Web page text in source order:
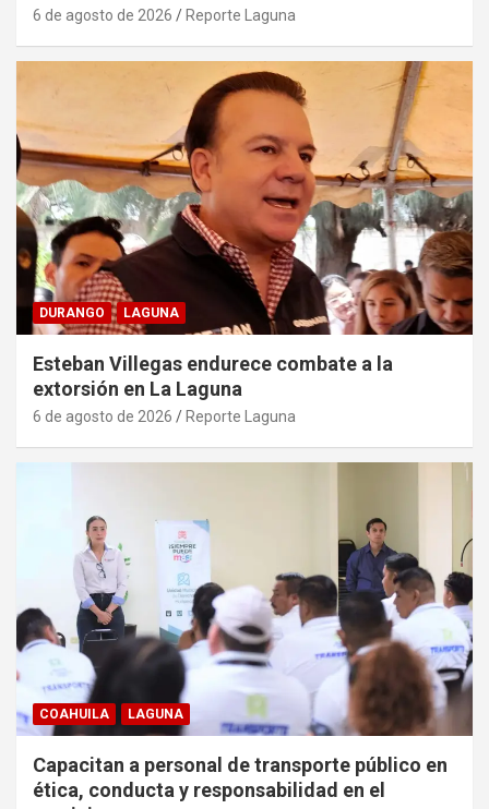
6 de agosto de 2026 Reporte Laguna
DURANGO LAGUNA
Esteban Villegas endurece combate a la
extorsión en La Laguna
6 de agosto de 2026 Reporte Laguna
COAHUILA LAGUNA
Capacitan a personal de transporte público en
ética, conducta y responsabilidad en el